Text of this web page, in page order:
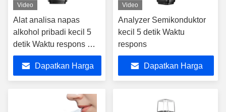
Video
Alat analisa napas
alkohol pribadi kecil 5
detik Waktu respons Mr
Black05
Dapatkan Harga
Video
Analyzer Semikonduktor
kecil 5 detik Waktu
respons
Dapatkan Harga